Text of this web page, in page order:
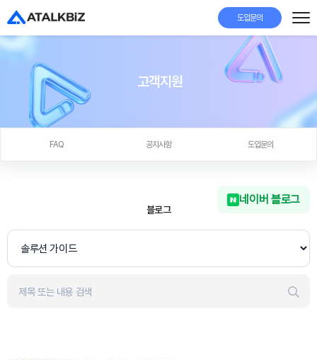
도입문의
고객지원
FAQ 공지사항 도입문의
블로그
네이버 블로그